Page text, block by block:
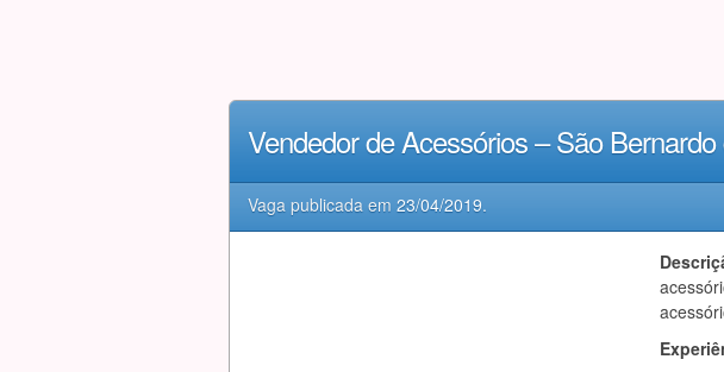
Vendedor de Acessórios – São
Vaga publicada em 23/04/2019.